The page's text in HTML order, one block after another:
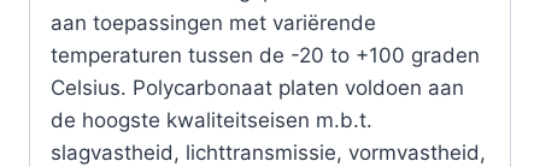
aan toepassingen met variërende
temperaturen tussen de -20 to +100 graden
Celsius. Polycarbonaat platen voldoen aan
de hoogste kwaliteitseisen m.b.t.
slagvastheid, lichttransmissie, vormvastheid,